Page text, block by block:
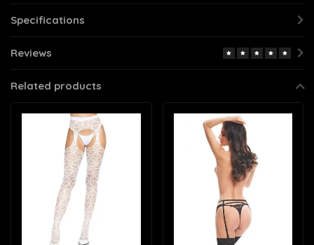
Specifications
Reviews
Related products